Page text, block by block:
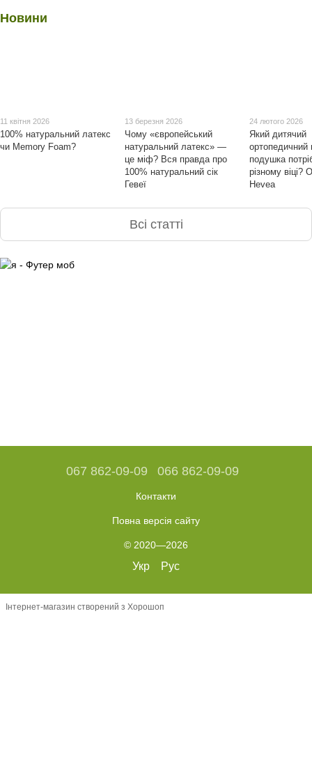
Новини
11 квітня 2026
100% натуральний латекс
чи Memory Foam?
13 березня 2026
Чому «європейський
натуральний латекс» —
це міф? Вся правда про
100% натуральний сік
Гевеї
24 лютого 2026
Який дитячий
ортопедичний
подушка
різному віці?
Hevea
Всі статті
067 862-09-09 066 862-09-09
Контакти
Повна версія сайту
© 2020—2026
Укр Рус
Інтернет-магазин створений з Хорошоп